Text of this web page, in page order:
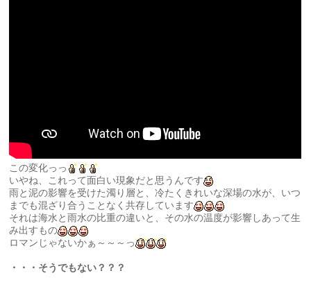
この変化っっ
いやね、これって面白い現象だと思うんです
雨と泥の影響を受けた濁り層と、冷たくきれいな深場の水が、いつ
までも混ざり合うことなく共存しています
それは海水と雨水の比重の違いと、その水の温度が影響しあって生
み出すもの
ロマンじゃないかぁ～～～っ
・・・そうでもない？？？